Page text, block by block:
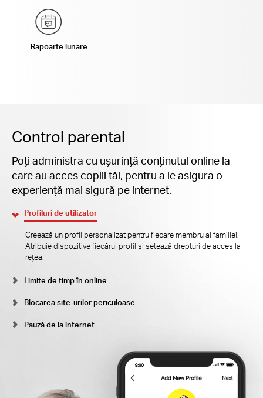
Rapoarte lunare
Control parental
Poți administra cu ușurință conținutul online la
care au acces copiii tăi, pentru a le asigura o
experiență mai sigură pe internet.
Profiluri de utilizator
Creează un profil personalizat pentru fiecare membru al familiei.
Atribuie dispozitive fiecărui profil și setează drepturi de acces la
rețea.
Limite de timp în online
Blocarea site-urilor periculoase
Pauză de la internet